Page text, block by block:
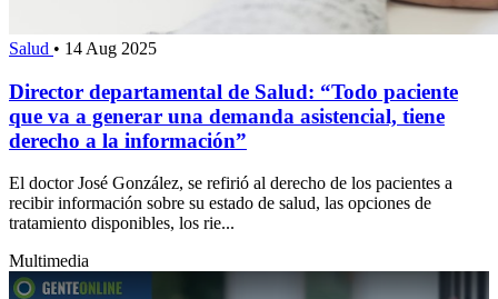
Salud • 14 Aug 2025
Director departamental de Salud: “Todo paciente
que va a generar una demanda asistencial, tiene
derecho a la información”
El doctor José González, se refirió al derecho de los pacientes a
recibir información sobre su estado de salud, las opciones de
tratamiento disponibles, los rie...
Multimedia